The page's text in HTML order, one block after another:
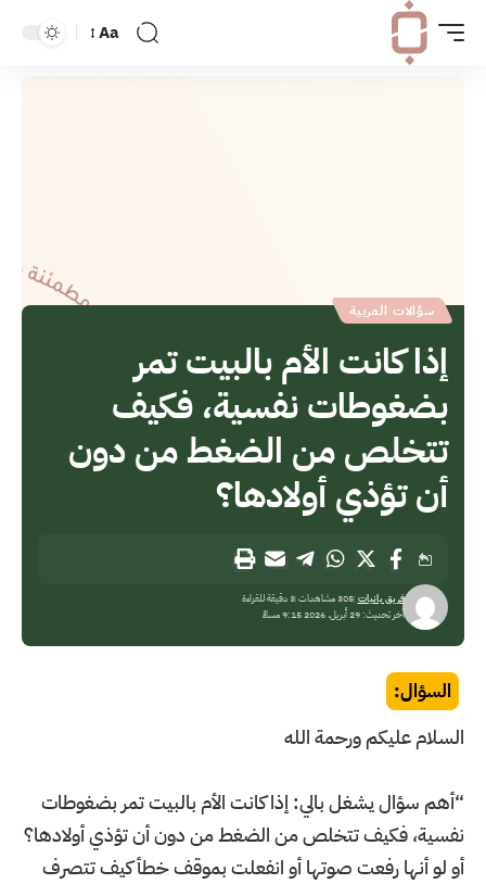
Aa
سؤالات المربية
إذا كانت الأم بالبيت تمر
بضغوطات نفسية، فكيف
تتخلص من الضغط من دون
أن تؤذي أولادها؟
آخر تحديث: 29 أبريل، 2026 9:15 مساءً
فريق بانيات 305 مشاهدات 3 دقيقة للقراءة
السؤال:
السلام عليكم ورحمة الله
“أهم سؤال يشغل بالي: إذا كانت الأم بالبيت تمر بضغوطات
نفسية، فكيف تتخلص من الضغط من دون أن تؤذي أولادها؟
أو لو أنها رفعت صوتها أو انفعلت بموقف خطأ كيف تتصرف